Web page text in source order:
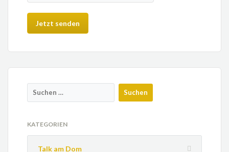
KATEGORIEN
Talk am Dom